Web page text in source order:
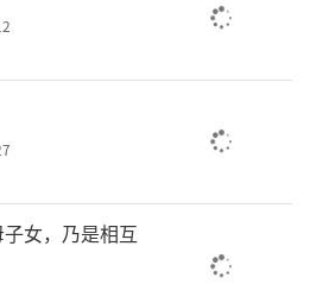
女，乃是相互